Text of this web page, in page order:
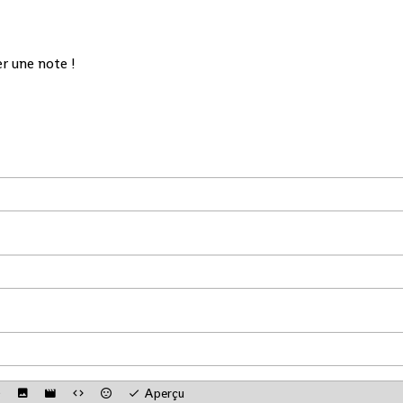
WhatsApp. En
souscripteurs se
contrats
directement chez
une note !
Aperçu